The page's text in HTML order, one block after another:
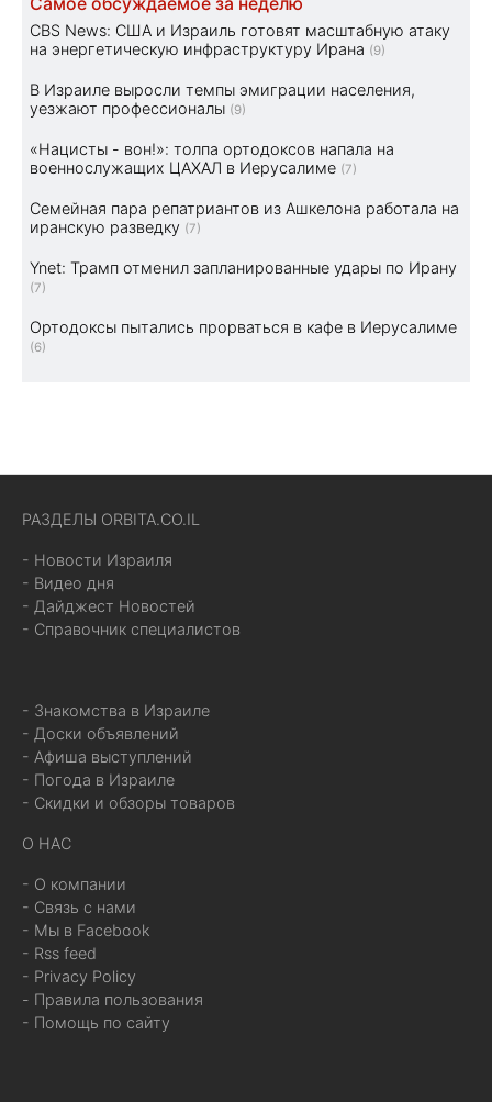
CBS News: США и Израиль готовят масштабную атаку
на энергетическую инфраструктуру Ирана (9)
В Израиле выросли темпы эмиграции населения,
уезжают профессионалы (9)
«Нацисты - вон!»: толпа ортодоксов напала на
военнослужащих ЦАХАЛ в Иерусалиме (7)
Семейная пара репатриантов из Ашкелона работала на
иранскую разведку (7)
Ynet: Трамп отменил запланированные удары по Ирану
(7)
Ортодоксы пытались прорваться в кафе в Иерусалиме
(6)
РАЗДЕЛЫ ORBITA.CO.IL
- Новости Израиля
- Видео дня
- Дайджест Новостей
- Справочник специалистов
- Знакомства в Израиле
- Доски объявлений
- Афиша выступлений
- Погода в Израиле
- Скидки и обзоры товаров
О НАС
- О компании
- Связь с нами
- Мы в Facebook
- Rss feed
- Privacy Policy
- Правила пользования
- Помощь по сайту